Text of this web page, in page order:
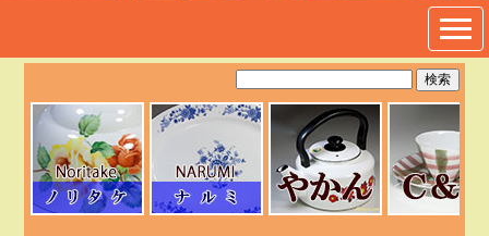
昭和レトロポップ食器生活雑
貨通販＠フリマート